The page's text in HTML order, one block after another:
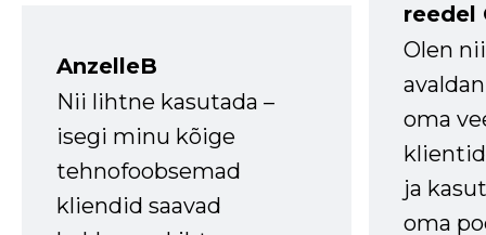
AnzelleB
Nii lihtne kasutada –
isegi minu kõige
tehnofoobsemad
kliendid saavad
reedel
Olen
oma
ja
oma